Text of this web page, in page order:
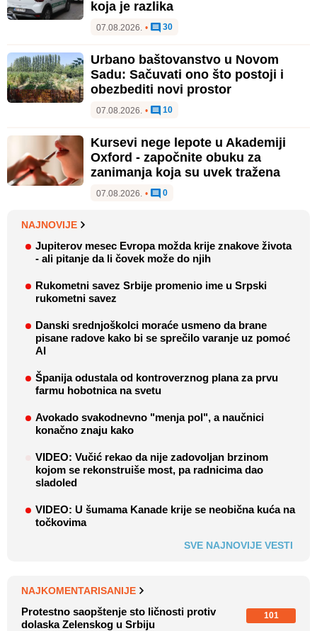
koja je razlika
07.08.2026. • 30
Urbano baštovanstvo u Novom
Sadu: Sačuvati ono što postoji i
obezbediti novi prostor
07.08.2026. • 10
Kursevi nege lepote u Akademiji
Oxford - započnite obuku za
zanimanja koja su uvek tražena
07.08.2026. • 0
NAJNOVIJE
Jupiterov mesec Evropa možda krije znakove života
- ali pitanje da li čovek može do njih
Rukometni savez Srbije promenio ime u Srpski
rukometni savez
Danski srednjoškolci moraće usmeno da brane
pisane radove kako bi se sprečilo varanje uz pomoć
AI
Španija odustala od kontroverznog plana za prvu
farmu hobotnica na svetu
Avokado svakodnevno "menja pol", a naučnici
konačno znaju kako
VIDEO: Vučić rekao da nije zadovoljan brzinom
kojom se rekonstruiše most, pa radnicima dao
sladoled
VIDEO: U šumama Kanade krije se neobična kuća na
točkovima
SVE NAJNOVIJE VESTI
NAJKOMENTARISANIJE
Protestno saopštenje sto ličnosti protiv
dolaska Zelenskog u Srbiju
101